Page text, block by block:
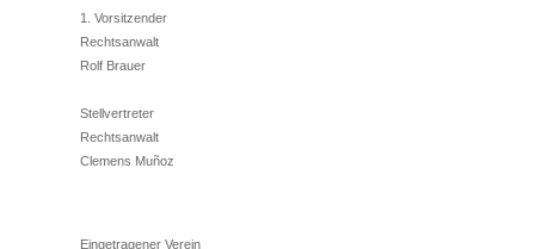
1. Vorsitzender
Rechtsanwalt
Rolf Brauer
Stellvertreter
Rechtsanwalt
Clemens Muñoz
Eingetragener Verein